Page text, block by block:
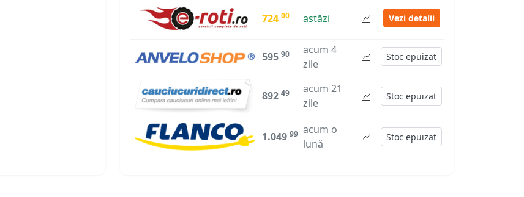
724 00 astăzi Vezi detalii
595 90
acum 4
zile
Stoc epuizat
892 49
acum 21
zile
Stoc epuizat
1.049 99 acum o
lună
Stoc epuizat